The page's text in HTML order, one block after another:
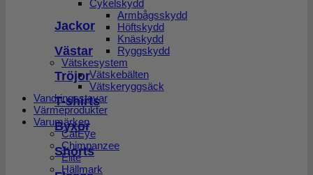
Jackor
Västar
Tröjor
T-shirts
Byxor
Shorts
Cykelskydd
Armbågsskydd
Höftskydd
Knäskydd
Ryggskydd
Vätskesystem
Vätskebälten
Vätskeryggsäck
Vandringsstavar
Värmeprodukter
Varumärken
CatEye
Chimpanzee
Elite
Hällmark